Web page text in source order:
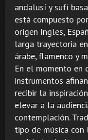
andalusí y sufí
está compuesto
origen Ingles,
larga trayectoria
árabe, flamenco y
En el momento en
instrumentos
recibir la
elevar a la
contemplación.
tipo de música con